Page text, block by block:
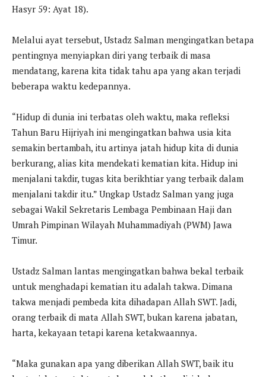
Hasyr 59: Ayat 18).
Melalui ayat tersebut, Ustadz Salman mengingatkan betapa
pentingnya menyiapkan diri yang terbaik di masa
mendatang, karena kita tidak tahu apa yang akan terjadi
beberapa waktu kedepannya.
“Hidup di dunia ini terbatas oleh waktu, maka refleksi
Tahun Baru Hijriyah ini mengingatkan bahwa usia kita
semakin bertambah, itu artinya jatah hidup kita di dunia
berkurang, alias kita mendekati kematian kita. Hidup ini
menjalani takdir, tugas kita berikhtiar yang terbaik dalam
menjalani takdir itu.” Ungkap Ustadz Salman yang juga
sebagai Wakil Sekretaris Lembaga Pembinaan Haji dan
Umrah Pimpinan Wilayah Muhammadiyah (PWM) Jawa
Timur.
Ustadz Salman lantas mengingatkan bahwa bekal terbaik
untuk menghadapi kematian itu adalah takwa. Dimana
takwa menjadi pembeda kita dihadapan Allah SWT. Jadi,
orang terbaik di mata Allah SWT, bukan karena jabatan,
harta, kekayaan tetapi karena ketakwaannya.
“Maka gunakan apa yang diberikan Allah SWT, baik itu